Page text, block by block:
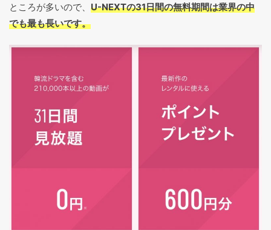
ところが多いので、 U-NEXTの31日間の無料期間は業界の中
でも最も長いです。